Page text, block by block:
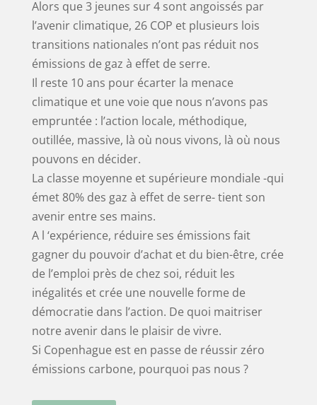
Alors que 3 jeunes sur 4 sont angoissés par
l’avenir climatique, 26 COP et plusieurs lois
transitions nationales n’ont pas réduit nos
émissions de gaz à effet de serre.
Il reste 10 ans pour écarter la menace
climatique et une voie que nous n’avons pas
empruntée : l’action locale, méthodique,
outillée, massive, là où nous vivons, là où nous
pouvons en décider.
La classe moyenne et supérieure mondiale -qui
émet 80% des gaz à effet de serre- tient son
avenir entre ses mains.
A l ‘expérience, réduire ses émissions fait
gagner du pouvoir d’achat et du bien-être, crée
de l’emploi près de chez soi, réduit les
inégalités et crée une nouvelle forme de
démocratie dans l’action. De quoi maitriser
notre avenir dans le plaisir de vivre.
Si Copenhague est en passe de réussir zéro
émissions carbone, pourquoi pas nous ?